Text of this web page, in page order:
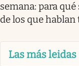
semana: para
de los que hablan
Las más leidas